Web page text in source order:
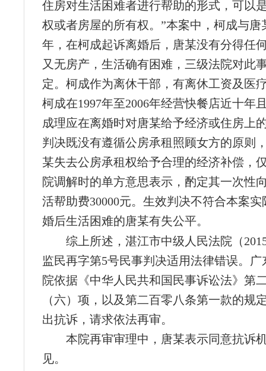
住房对生活困难者进行帮助的形式，可以
权或者房屋的所有权。”本案中，柯成与唐
年，在柯成起诉离婚后，唐某没有分得任
又无房产，生活确有困难，三级法院对此
定。柯成作为离休干部，有离休工资及医
柯成在1997年至2006年经营快餐店近十年
成理应在离婚时对唐某给予经济或住房上
判决既没有遵循公房承租照顾女方的原则
某失去公房承租权给予合理的经济补偿，
院调解时的单方意思表示，酌定其一次性
活帮助费30000元。生效判决不符合本案
婚后生活困难的唐某有失公平。
综上所述，湛江市中级人民法院（
监民再字第5号民事判决适用法律错误。
院依据《中华人民共和国民事诉讼法》第
（六）项，以及第二百零八条第一款的规
出抗诉，请求依法再审。
本院再审审理中，唐某表示同意抗诉
见。